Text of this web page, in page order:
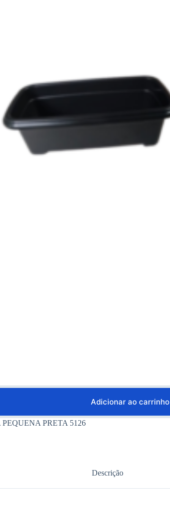
Adicionar ao carrinho
PRETA 5126
Descrição